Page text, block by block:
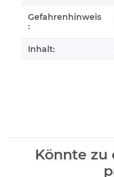
Gefahrenhinweis
:
Inhalt:
Könnte zu